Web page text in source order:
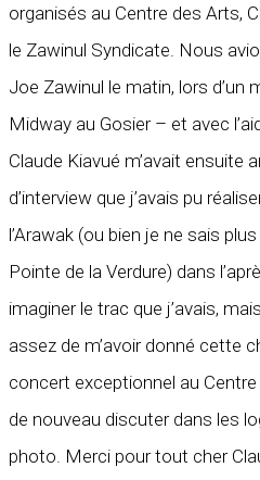
organisés au Centre des Arts,
le Zawinul Syndicate. Nous
Joe Zawinul le matin, lors d’un
Midway au Gosier – et avec
Claude Kiavué m’avait ensuite
d’interview que j’avais pu
l’Arawak (ou bien je ne sais
Pointe de la Verdure) dans
imaginer le trac que j’avais,
assez de m’avoir donné cette
concert exceptionnel au
de nouveau discuter dans les
photo. Merci pour tout cher